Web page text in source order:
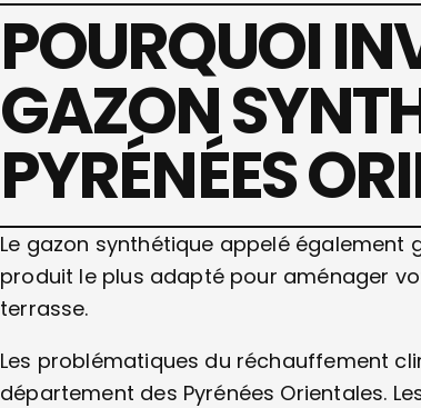
POURQUOI
GAZON
PYRÉNÉES
Le gazon synthétique appelé
produit le plus adapté pour aménager
terrasse.
Les problématiques du réchauffement
département des Pyrénées Orientales.